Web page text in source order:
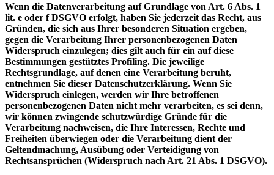
Wenn die Datenverarbeitung auf Grundlage von Art. 6 Abs. 1
lit. e oder f DSGVO erfolgt, haben Sie jederzeit das Recht, aus
Gründen, die sich aus Ihrer besonderen Situation ergeben,
gegen die Verarbeitung Ihrer personenbezogenen Daten
Widerspruch einzulegen; dies gilt auch für ein auf diese
Bestimmungen gestütztes Profiling. Die jeweilige
Rechtsgrundlage, auf denen eine Verarbeitung beruht,
entnehmen Sie dieser Datenschutzerklärung. Wenn Sie
Widerspruch einlegen, werden wir Ihre betroffenen
personenbezogenen Daten nicht mehr verarbeiten, es sei denn,
wir können zwingende schutzwürdige Gründe für die
Verarbeitung nachweisen, die Ihre Interessen, Rechte und
Freiheiten überwiegen oder die Verarbeitung dient der
Geltendmachung, Ausübung oder Verteidigung von
Rechtsansprüchen (Widerspruch nach Art. 21 Abs. 1 DSGVO).